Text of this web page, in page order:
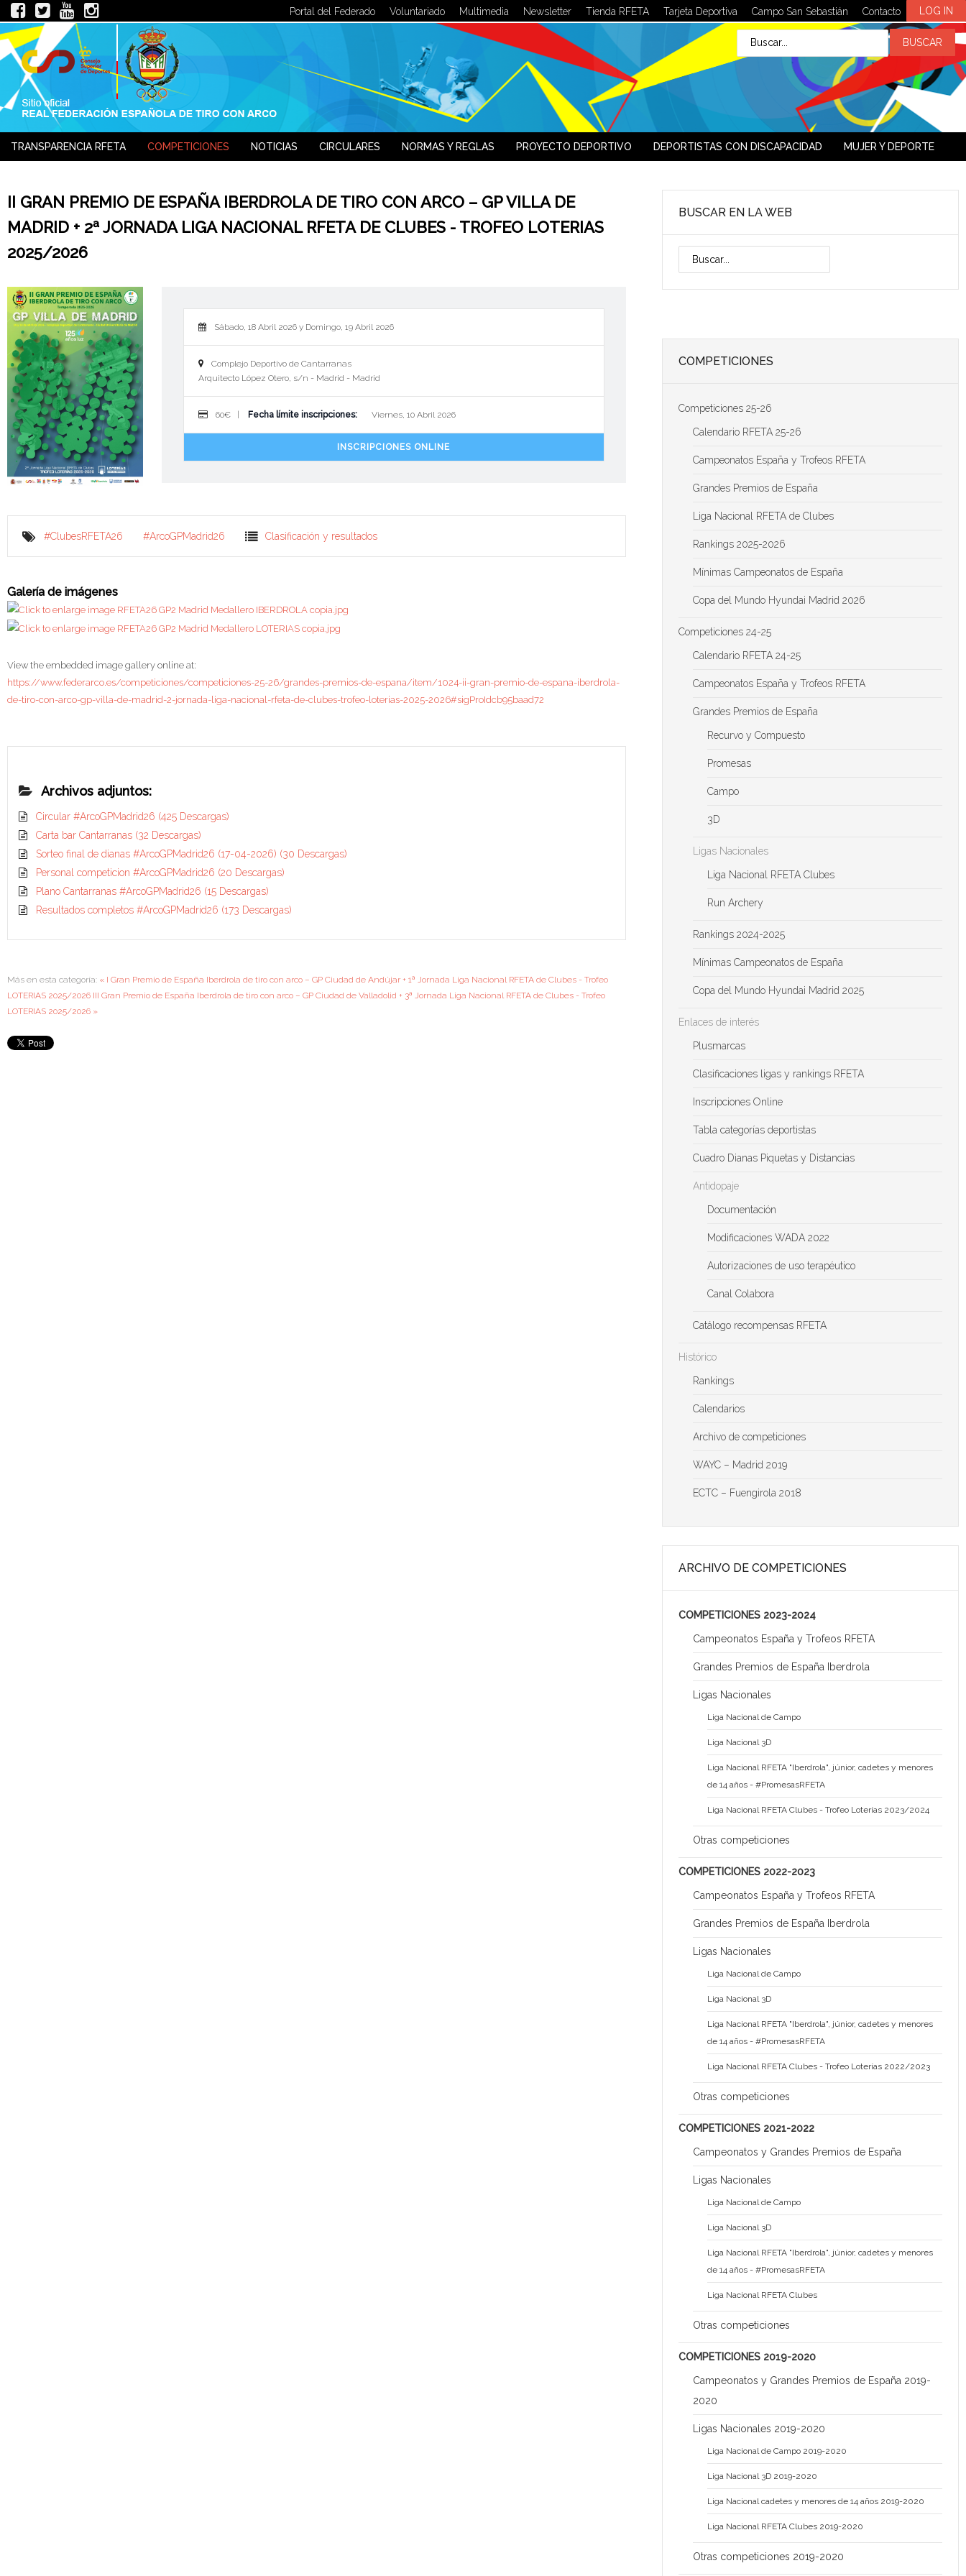
Portal del Federado Voluntariado Multimedia Newsletter Tienda RFETA Tarjeta Deportiva Campo San Sebastián Contacto LOG IN
TRANSPARENCIA RFETA COMPETICIONES NOTICIAS CIRCULARES NORMAS Y REGLAS PROYECTO DEPORTIVO DEPORTISTAS CON DISCAPACIDAD MUJER Y DEPORTE
II GRAN PREMIO DE ESPAÑA IBERDROLA DE TIRO CON ARCO – GP VILLA DE
MADRID + 2ª JORNADA LIGA NACIONAL RFETA DE CLUBES - TROFEO LOTERIAS
2025/2026
Sábado, 18 Abril 2026 y Domingo, 19 Abril 2026
Complejo Deportivo de Cantarranas
Arquitecto López Otero, s/n - Madrid - Madrid
60€ | Fecha límite inscripciones: Viernes, 10 Abril 2026
INSCRIPCIONES ONLINE
#ClubesRFETA26 #ArcoGPMadrid26 Clasificación y resultados
Galería de imágenes
View the embedded image gallery online at:
https://www.federarco.es/competiciones/competiciones-25-26/grandes-premios-de-espana/item/1024-ii-gran-premio-de-espana-iberdrola-
de-tiro-con-arco-gp-villa-de-madrid-2-jornada-liga-nacional-rfeta-de-clubes-trofeo-loterias-2025-2026#sigProIdcb95baad72
Archivos adjuntos:
Circular #ArcoGPMadrid26 (425 Descargas)
Carta bar Cantarranas (32 Descargas)
Sorteo final de dianas #ArcoGPMadrid26 (17-04-2026) (30 Descargas)
Personal competicion #ArcoGPMadrid26 (20 Descargas)
Plano Cantarranas #ArcoGPMadrid26 (15 Descargas)
Resultados completos #ArcoGPMadrid26 (173 Descargas)
Más en esta categoría: « I Gran Premio de España Iberdrola de tiro con arco – GP Ciudad de Andújar + 1ª Jornada Liga Nacional RFETA de Clubes - Trofeo
LOTERIAS 2025/2026 III Gran Premio de España Iberdrola de tiro con arco – GP Ciudad de Valladolid + 3ª Jornada Liga Nacional RFETA de Clubes - Trofeo
LOTERIAS 2025/2026 »
BUSCAR EN LA WEB
COMPETICIONES
Competiciones 25-26
Calendario RFETA 25-26
Campeonatos España y Trofeos RFETA
Grandes Premios de España
Liga Nacional RFETA de Clubes
Rankings 2025-2026
Mínimas Campeonatos de España
Copa del Mundo Hyundai Madrid 2026
Competiciones 24-25
Calendario RFETA 24-25
Campeonatos España y Trofeos RFETA
Grandes Premios de España
Recurvo y Compuesto
Promesas
Campo
3D
Ligas Nacionales
Liga Nacional RFETA Clubes
Run Archery
Rankings 2024-2025
Mínimas Campeonatos de España
Copa del Mundo Hyundai Madrid 2025
Enlaces de interés
Plusmarcas
Clasificaciones ligas y rankings RFETA
Inscripciones Online
Tabla categorías deportistas
Cuadro Dianas Piquetas y Distancias
Antidopaje
Documentación
Modificaciones WADA 2022
Autorizaciones de uso terapéutico
Canal Colabora
Catálogo recompensas RFETA
Histórico
Rankings
Calendarios
Archivo de competiciones
WAYC – Madrid 2019
ECTC – Fuengirola 2018
ARCHIVO DE COMPETICIONES
COMPETICIONES 2023-2024
Campeonatos España y Trofeos RFETA
Grandes Premios de España Iberdrola
Ligas Nacionales
Liga Nacional de Campo
Liga Nacional 3D
Liga Nacional RFETA "Iberdrola", júnior, cadetes y menores
de 14 años - #PromesasRFETA
Liga Nacional RFETA Clubes - Trofeo Loterías 2023/2024
Otras competiciones
COMPETICIONES 2022-2023
Campeonatos España y Trofeos RFETA
Grandes Premios de España Iberdrola
Ligas Nacionales
Liga Nacional de Campo
Liga Nacional 3D
Liga Nacional RFETA "Iberdrola", júnior, cadetes y menores
de 14 años - #PromesasRFETA
Liga Nacional RFETA Clubes - Trofeo Loterías 2022/2023
Otras competiciones
COMPETICIONES 2021-2022
Campeonatos y Grandes Premios de España
Ligas Nacionales
Liga Nacional de Campo
Liga Nacional 3D
Liga Nacional RFETA "Iberdrola", júnior, cadetes y menores
de 14 años - #PromesasRFETA
Liga Nacional RFETA Clubes
Otras competiciones
COMPETICIONES 2019-2020
Campeonatos y Grandes Premios de España 2019-
2020
Ligas Nacionales 2019-2020
Liga Nacional de Campo 2019-2020
Liga Nacional 3D 2019-2020
Liga Nacional cadetes y menores de 14 años 2019-2020
Liga Nacional RFETA Clubes 2019-2020
Otras competiciones 2019-2020
LOG INORSIGN UP
Usuario
Contraseña
¿Recordar contraseña?
¿Recordar usuario?